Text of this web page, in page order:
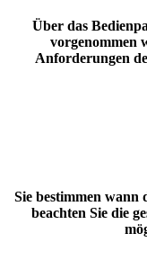
Über das
vorgenommen
Anforderungen
Sie bestimmen
beachten Sie die